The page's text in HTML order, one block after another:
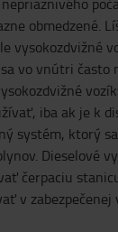
obmedzené.
vysokozdvižné
vo vnútri často
iba ak je k
systém, ktorý
Dieselové
čerpaciu
v zabezpečenej